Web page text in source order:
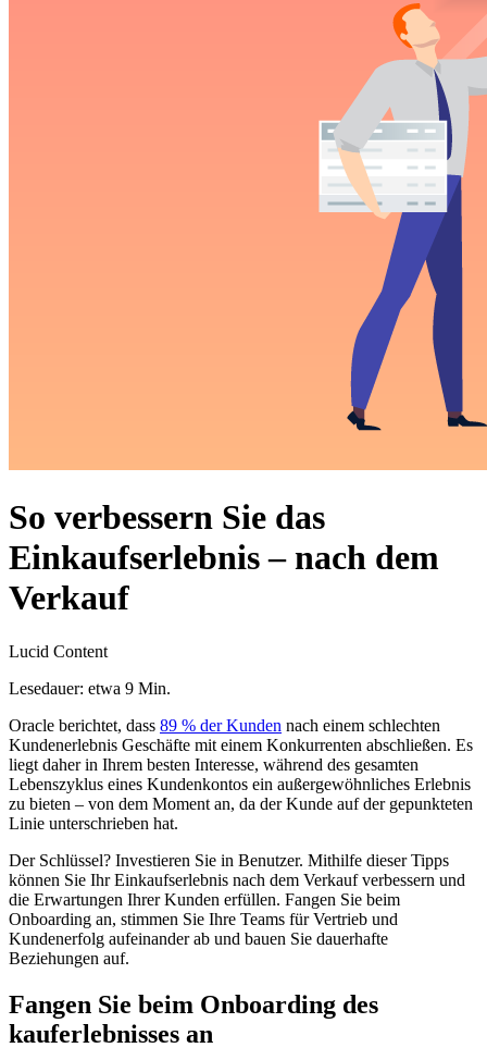
So verbessern Sie das
Einkaufserlebnis – nach dem
Verkauf
Lucid Content
Lesedauer: etwa 9 Min.
Oracle berichtet, dass 89 % der Kunden nach einem schlechten
Kundenerlebnis Geschäfte mit einem Konkurrenten abschließen. Es
liegt daher in Ihrem besten Interesse, während des gesamten
Lebenszyklus eines Kundenkontos ein außergewöhnliches Erlebnis
zu bieten – von dem Moment an, da der Kunde auf der gepunkteten
Linie unterschrieben hat.
Der Schlüssel? Investieren Sie in Benutzer. Mithilfe dieser Tipps
können Sie Ihr Einkaufserlebnis nach dem Verkauf verbessern und
die Erwartungen Ihrer Kunden erfüllen. Fangen Sie beim
Onboarding an, stimmen Sie Ihre Teams für Vertrieb und
Kundenerfolg aufeinander ab und bauen Sie dauerhafte
Beziehungen auf.
Fangen Sie beim Onboarding des
kauferlebnisses an